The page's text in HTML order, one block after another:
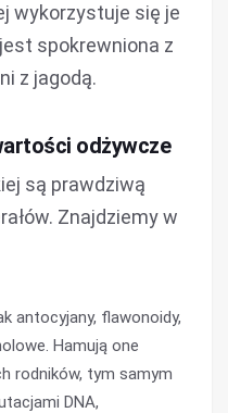
wykorzystuje się je
spokrewniona z
z jagodą.
odżywcze
są prawdziwą
Znajdziemy w
antocyjany, flawonoidy,
Hamują one
rodników, tym samym
DNA,